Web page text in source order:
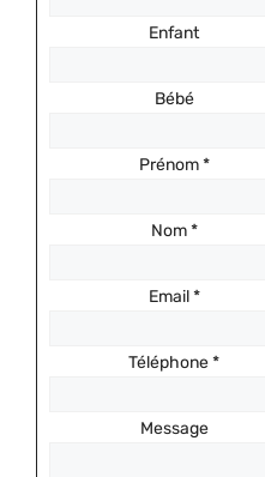
Enfant
Bébé
Prénom*
Nom*
Email*
Téléphone*
Message